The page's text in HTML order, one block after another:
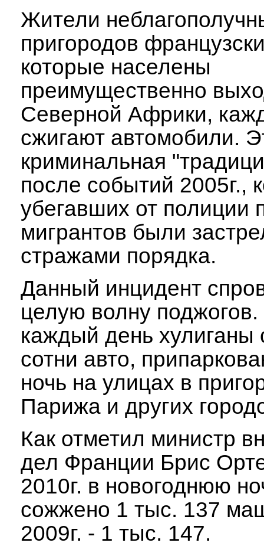
Жители
пригородов
которые населены
преимущественно
Северной Африки,
сжигают автомобили.
криминальная
после событий 2005г.,
убегавших от полиции
мигрантов были
стражами порядка.
Данный инцидент
целую волну поджогов.
каждый день хулиганы
сотни авто,
ночь на улицах в
Парижа и других
Как отметил министр
дел Франции Брис
2010г. в новогоднюю
сожжено 1 тыс. 137
2009г. - 1 тыс. 147.